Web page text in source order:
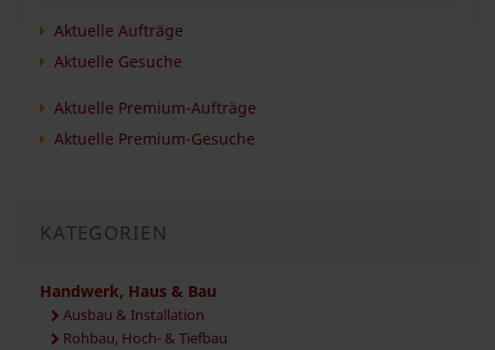
Aktuelle Aufträge
Aktuelle Gesuche
Aktuelle Premium-Aufträge
Aktuelle Premium-Gesuche
KATEGORIEN
Handwerk, Haus & Bau
Ausbau & Installation
Rohbau, Hoch- & Tiefbau